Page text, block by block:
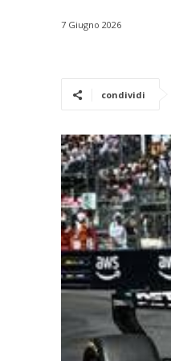
7 Giugno 2026
condividi